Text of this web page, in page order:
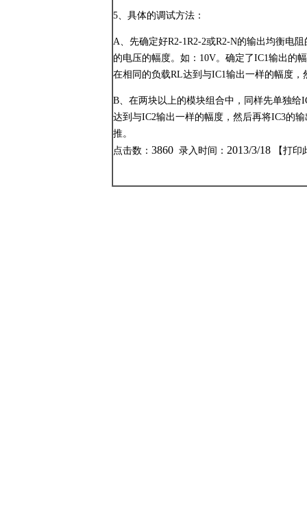
5、具体的调试方法：
A、先确定好R2-1R2-2或R2-N的输出均衡电
的电压的幅度。如：10V。确定了IC1输出的
在相同的负载RL达到与IC1输出一样的幅度
B、在两块以上的模块组合中，同样先单独给
达到与IC2输出一样的幅度，然后再将IC3的
推。
点击数： 3860 录入时间： 2013/3/18 【打印